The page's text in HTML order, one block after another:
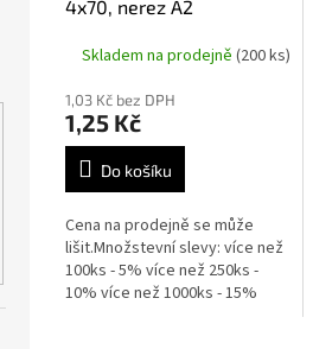
4x70, nerez A2
Skladem na prodejně (200 ks)
1,03 Kč bez DPH
1,25 Kč
Do košíku
Cena na prodejně se může
lišit.Množstevní slevy: více než
100ks - 5% více než 250ks -
10% více než 1000ks - 15%